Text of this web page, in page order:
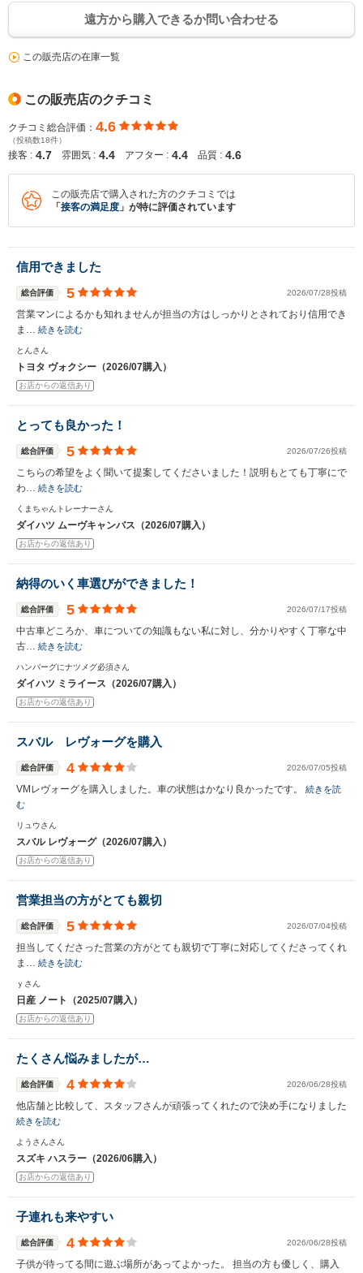
遠方から購入できるか問い合わせる
この販売店の在庫一覧
この販売店のクチコミ
クチコミ総合評価： 4.6
（投稿数18件）
接客 : 4.7 雰囲気 : 4.4 アフター : 4.4 品質 : 4.6
この販売店で購入された方のクチコミでは
「 接客の満足度 」が特に評価されています
信用できました
総合評価 5 2026/07/28投稿
営業マンによるかも知れませんが担当の方はしっかりとされており信用でき
ま… 続きを読む
とんさん
トヨタ ヴォクシー（2026/07購入）
お店からの返信あり
とっても良かった！
総合評価 5 2026/07/26投稿
こちらの希望をよく聞いて提案してくださいました！説明もとても丁寧にで
わ… 続きを読む
くまちゃんトレーナーさん
ダイハツ ムーヴキャンバス（2026/07購入）
お店からの返信あり
納得のいく車選びができました！
総合評価 5 2026/07/17投稿
中古車どころか、車についての知識もない私に対し、分かりやすく丁寧な中
古… 続きを読む
ハンバーグにナツメグ必須さん
ダイハツ ミライース（2026/07購入）
お店からの返信あり
スバル レヴォーグを購入
総合評価 4 2026/07/05投稿
VMレヴォーグを購入しました。車の状態はかなり良かったです。 続きを読
む
リュウさん
スバル レヴォーグ（2026/07購入）
お店からの返信あり
営業担当の方がとても親切
総合評価 5 2026/07/04投稿
担当してくださった営業の方がとても親切で丁寧に対応してくださってくれ
ま… 続きを読む
ｙさん
日産 ノート（2025/07購入）
お店からの返信あり
たくさん悩みましたが…
総合評価 4 2026/06/28投稿
他店舗と比較して、スタッフさんが頑張ってくれたので決め手になりました
続きを読む
ようさんさん
スズキ ハスラー（2026/06購入）
お店からの返信あり
子連れも来やすい
総合評価 4 2026/06/28投稿
子供が待ってる間に遊ぶ場所があってよかった。 担当の方も優しく、購入